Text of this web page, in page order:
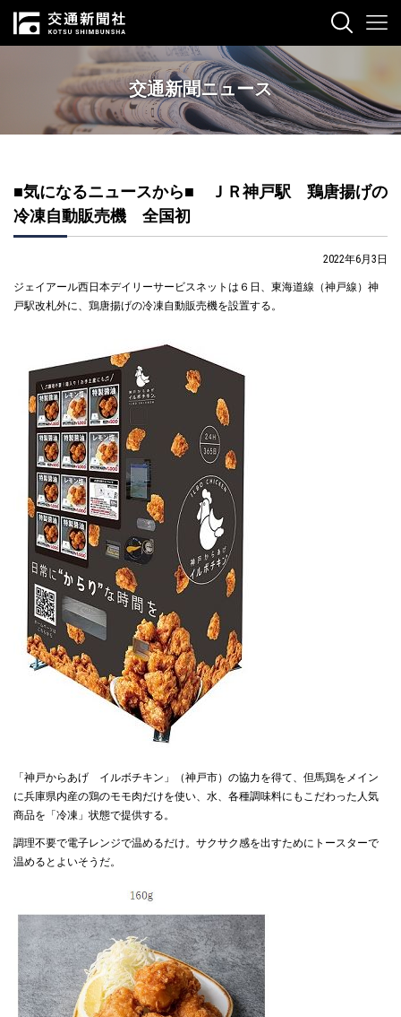
交通新聞ニュース
■気になるニュースから■ ＪＲ神戸駅 鶏唐揚げの
冷凍自動販売機 全国初
2022年6月3日
ジェイアール西日本デイリーサービスネットは６日、東海道線（神戸線）神
戸駅改札外に、鶏唐揚げの冷凍自動販売機を設置する。
「神戸からあげ イルボチキン」（神戸市）の協力を得て、但馬鶏をメイン
に兵庫県内産の鶏のモモ肉だけを使い、水、各種調味料にもこだわった人気
商品を「冷凍」状態で提供する。
調理不要で電子レンジで温めるだけ。サクサク感を出すためにトースターで
温めるとよいそうだ。